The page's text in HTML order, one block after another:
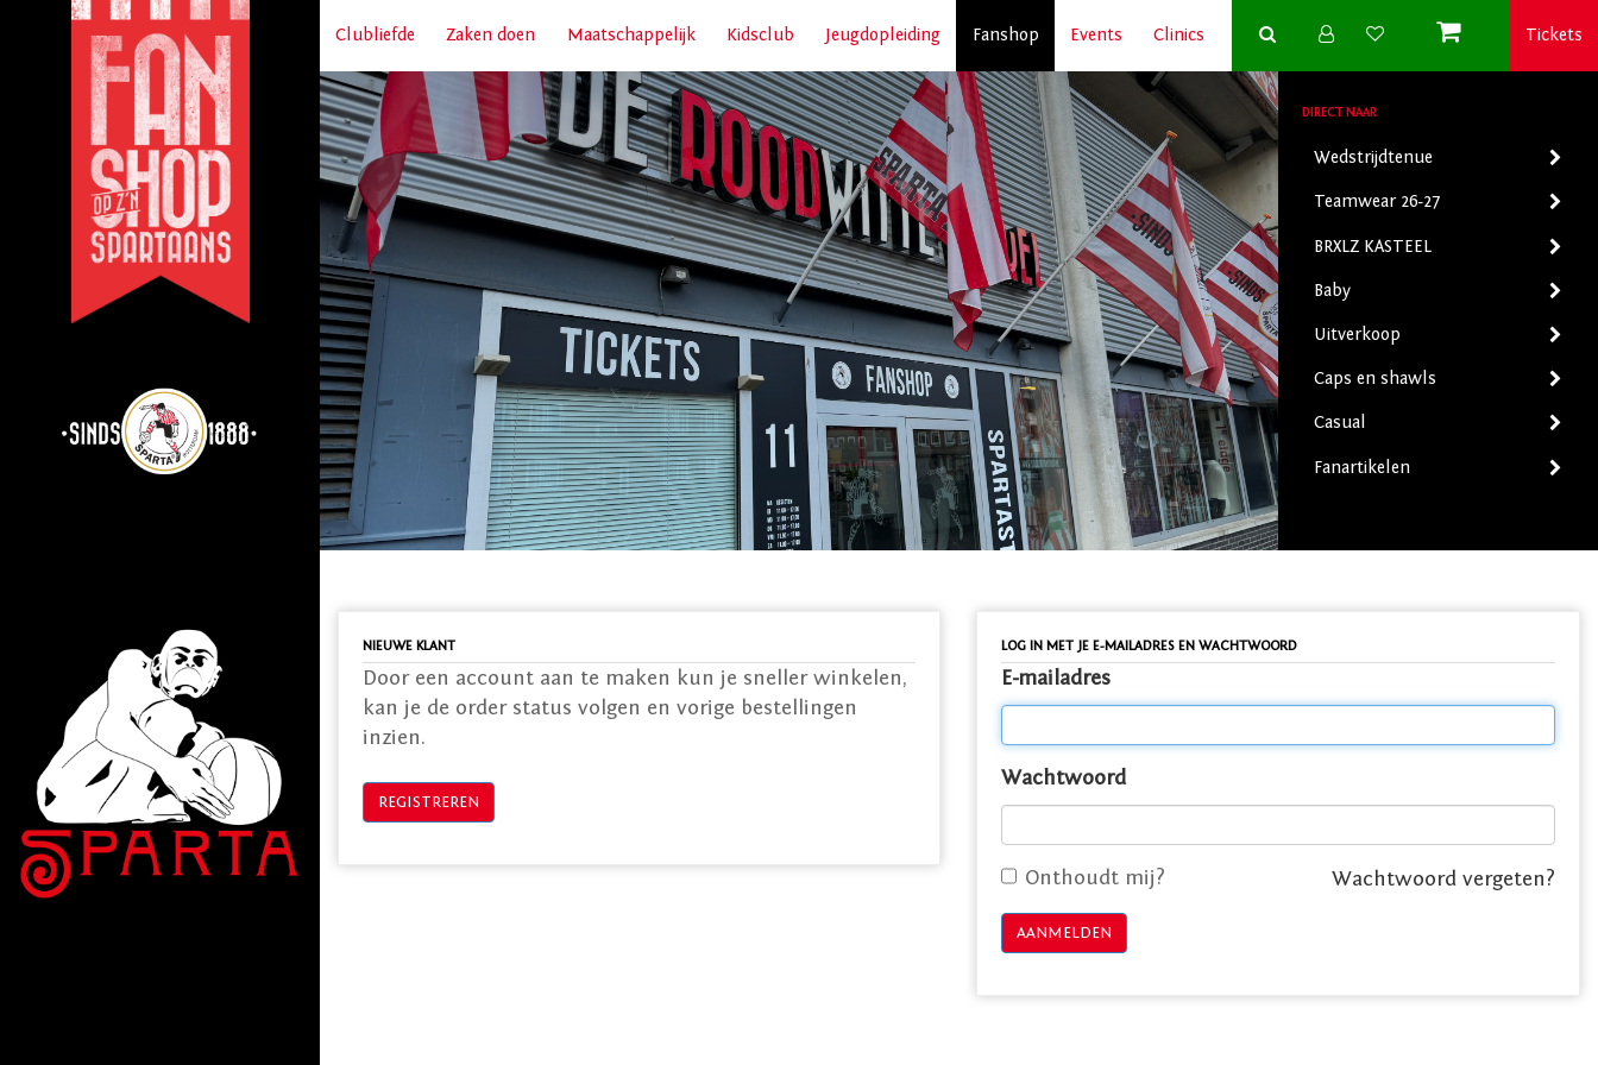
Clubliefde Zaken doen Maatschappelijk Kidsclub Jeugdopleiding Fanshop Events Clinics Tickets
DIRECT NAAR
Wedstrijdtenue
Teamwear 26-27
BRXLZ KASTEEL
Baby
Uitverkoop
Caps en shawls
Casual
Fanartikelen
NIEUWE KLANT
Door een account aan te maken kun je sneller winkelen,
kan je de order status volgen en vorige bestellingen
inzien.
LOG IN MET JE E-MAILADRES EN WACHTWOORD
E-mailadres
Wachtwoord
Onthoudt mij? Wachtwoord vergeten?